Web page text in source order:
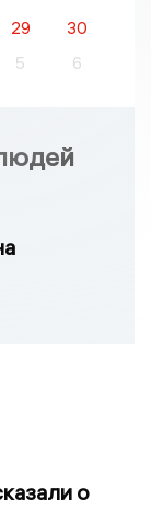
29
30
5 6
о